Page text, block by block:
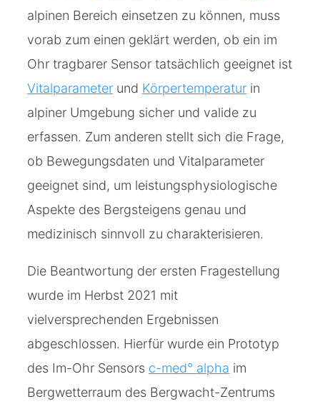
alpinen Bereich einsetzen zu können, muss
vorab zum einen geklärt werden, ob ein im
Ohr tragbarer Sensor tatsächlich geeignet ist
Vitalparameterund Körpertemperaturin
alpiner Umgebung sicher und valide zu
erfassen. Zum anderen stellt sich die Frage,
ob Bewegungsdaten und Vitalparameter
geeignet sind, um leistungsphysiologische
Aspekte des Bergsteigens genau und
medizinisch sinnvoll zu charakterisieren.
Die Beantwortung der ersten Fragestellung
wurde im Herbst 2021 mit
vielversprechenden Ergebnissen
abgeschlossen. Hierfür wurde ein Prototyp
des Im-Ohr Sensors c-med° alpha im
Bergwetterraum des Bergwacht-Zentrums